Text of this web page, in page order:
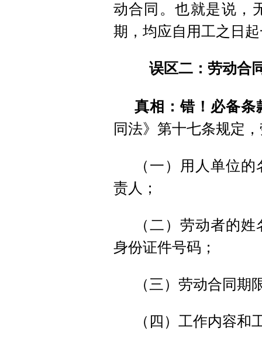
动合同。也就是说，
期，均应自用工之日
误区二：劳动合
真相：错！必备条
同法》第十七条规定
（一）用人单位
责人；
（二）劳动者的
身份证件号码；
（三）劳动合同期
（四）工作内容和